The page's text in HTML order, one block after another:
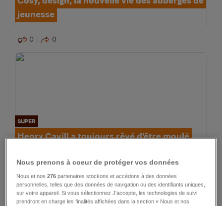
jeunesse
0 0
SUPER
Henry Cavill a toujours rêvé d'être moulé
0 0
Nous prenons à coeur de protéger vos données
Nous et nos276 partenaires stockons et accédons à des données
personnelles, telles que des données de navigation ou des identifiants uniques,
sur votre appareil. Si vous sélectionnez J'accepte, les technologies de suivi
prendront en charge les finalités affichées dans la section « Nous et nos